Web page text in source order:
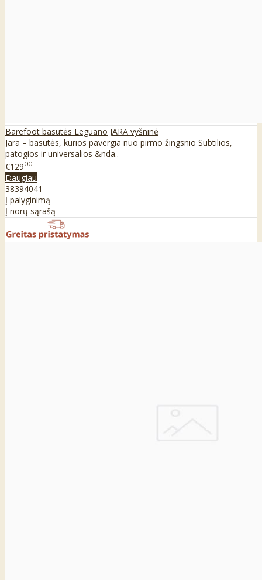
Barefoot basutės Leguano JARA vyšninė
Jara – basutės, kurios pavergia nuo pirmo žingsnio Subtilios,
patogios ir universalios &nda..
€12900
Daugiau
38394041
Į palyginimą
Į norų sąrašą